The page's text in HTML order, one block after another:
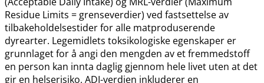
Residue Limits = grenseverdier) ved fastsettelse av
tilbakeholdelsestider for alle matproduserende
dyrearter. Legemidlets toksikologiske egenskaper er
grunnlaget for å angi den mengden av et fremmedstoff
en person kan innta daglig gjennom hele livet uten at det
gir en helserisiko. ADI-verdien inkluderer en